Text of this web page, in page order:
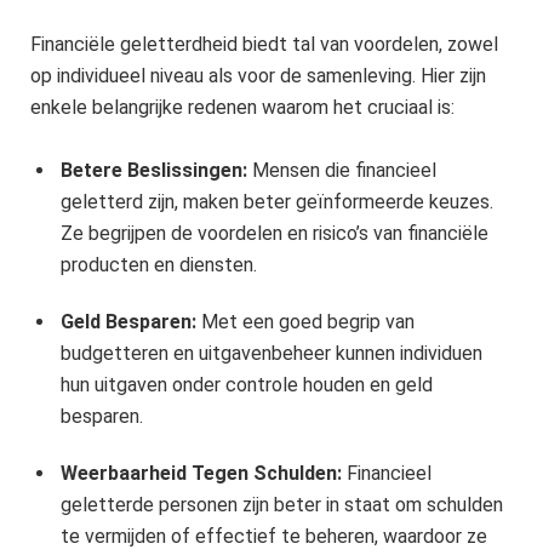
Financiële geletterdheid biedt tal van voordelen, zowel
op individueel niveau als voor de samenleving. Hier zijn
enkele belangrijke redenen waarom het cruciaal is:
Betere Beslissingen: Mensen die financieel
geletterd zijn, maken beter geïnformeerde keuzes.
Ze begrijpen de voordelen en risico’s van financiële
producten en diensten.
Geld Besparen: Met een goed begrip van
budgetteren en uitgavenbeheer kunnen individuen
hun uitgaven onder controle houden en geld
besparen.
Weerbaarheid Tegen Schulden: Financieel
geletterde personen zijn beter in staat om schulden
te vermijden of effectief te beheren, waardoor ze